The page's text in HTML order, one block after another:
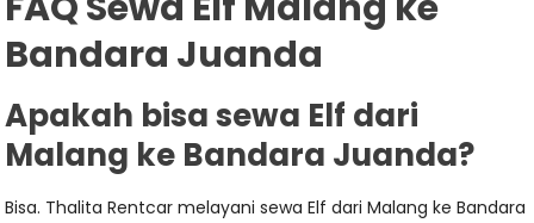
Bandara Juanda
Apakah bisa sewa Elf dari
Malang ke Bandara Juanda?
Bisa. Thalita Rentcar melayani sewa Elf dari Malang ke Bandara